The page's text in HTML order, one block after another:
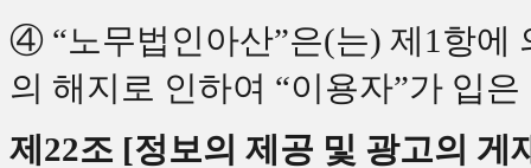
④ “노무법인아산”은(는) 제1항에
의 해지로 인하여 “이용자”가 입
제22조 [정보의 제공 및 광고의 게